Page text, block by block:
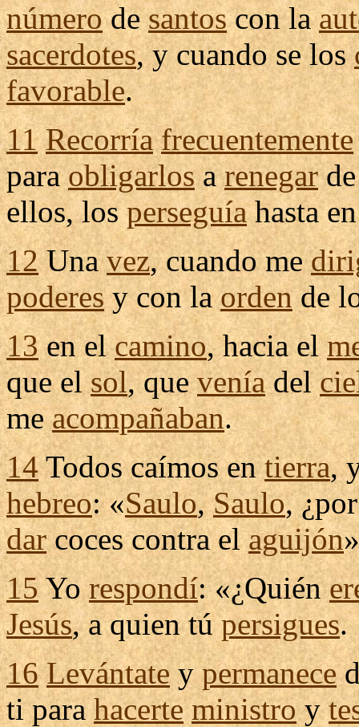
númerodesantoscon la
sacerdotes, y cuando se los
favorable.
11 Recorría frecuentemente
paraobligarlosarenegar
ellos, losperseguíahasta
12Unavez, cuando me
poderesy con laordende
13en elcamino, hacia el
que elsol, queveníadel
meacompañaban.
14Todoscaímosentierra,
hebreo: «Saulo,Saulo,
dar cocescontra elaguijón
15Yorespondí: «¿Quién
Jesús, a quien túpersigues.
16 Levántateypermanece
ti parahacerte ministroy